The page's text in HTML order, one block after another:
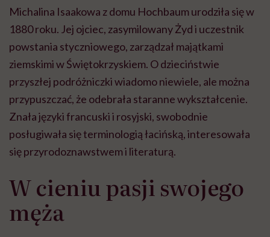
Michalina Isaakowa z domu Hochbaum urodziła się w
1880 roku. Jej ojciec, zasymilowany Żyd i uczestnik
powstania styczniowego, zarządzał majątkami
ziemskimi w Świętokrzyskiem. O dzieciństwie
przyszłej podróżniczki wiadomo niewiele, ale można
przypuszczać, że odebrała staranne wykształcenie.
Znała języki francuski i rosyjski, swobodnie
posługiwała się terminologią łacińską, interesowała
się przyrodoznawstwem i literaturą.
W cieniu pasji swojego
męża